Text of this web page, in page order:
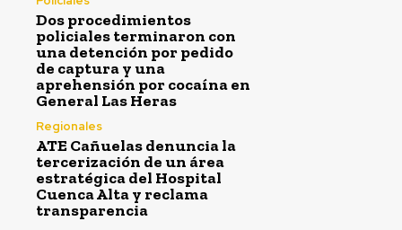
Dos procedimientos
policiales terminaron con
una detención por pedido
de captura y una
aprehensión por cocaína en
General Las Heras
Regionales
ATE Cañuelas denuncia la
tercerización de un área
estratégica del Hospital
Cuenca Alta y reclama
transparencia